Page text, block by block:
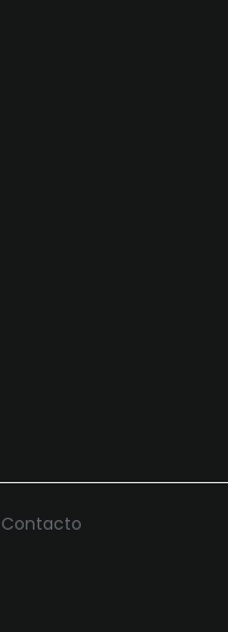
Contacto